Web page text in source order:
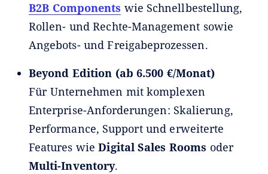
B2B Components wie Schnellbestellung,
Rollen- und Rechte-Management sowie
Angebots- und Freigabeprozessen.
Beyond Edition (ab 6.500 €/Monat)
Für Unternehmen mit komplexen
Enterprise-Anforderungen: Skalierung,
Performance, Support und erweiterte
Features wieDigital Sales Rooms oder
Multi-Inventory.